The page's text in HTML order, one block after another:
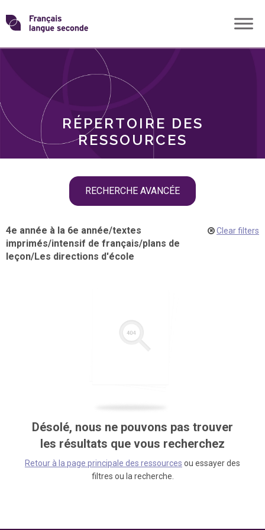
Skip
toTransformons
langue
RÉPERTOIRE DES
RESSOURCES
RECHERCHE AVANCÉE
THÈMES
4e année à la 6e année/textes
imprimés/intensif de français/plans de
leçon/Les directions d'école
Clear filters
Désolé, nous ne pouvons pas trouver
les résultats que vous recherchez
Retour à la page principale des ressources ou essayer des
filtres ou la recherche.